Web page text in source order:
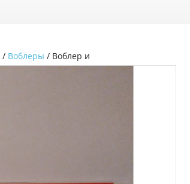
Грузила
/ Воблеры / Воблер и